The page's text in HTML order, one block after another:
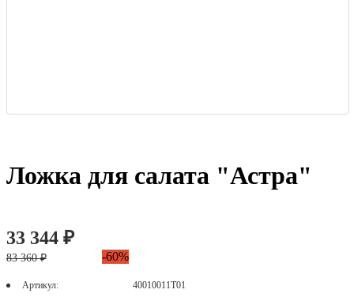
Ложка для салата "Астра"
33 344 ₽
83 360 ₽ -60%
Артикул:
40010011Т01